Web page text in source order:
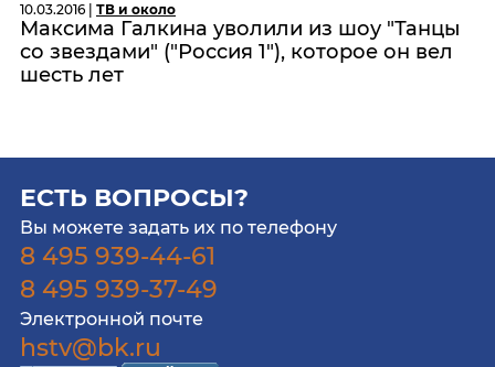
10.03.2016 | ТВ и около
Максима Галкина уволили из шоу "Танцы
со звездами" ("Россия 1"), которое он вел
шесть лет
ЕСТЬ ВОПРОСЫ?
Вы можете задать их по телефону
8 495 939-44-61
8 495 939-37-49
Электронной почте
hstv@bk.ru